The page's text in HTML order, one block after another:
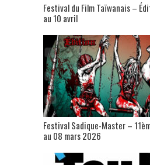
Festival du Film Taïwanais –
au 10 avril
Festival Sadique-Master –
au 08 mars 2026